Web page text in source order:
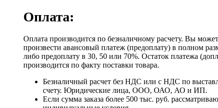
Оплата:
Оплата производится по безналичному расчету. Вы
произвести авансовый платеж (предоплату) в полном
либо предоплату в 30, 50 или 70%. Остаток платежа
производится по факту поставки товара.
Безналичный расчет без НДС или с НДС по
счету. Юридические лица, ООО, ОАО, АО и ИП.
Если сумма заказа более 500 тыс. руб.